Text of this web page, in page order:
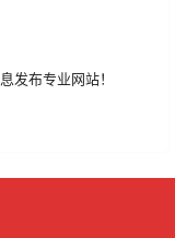
发布专业网站！